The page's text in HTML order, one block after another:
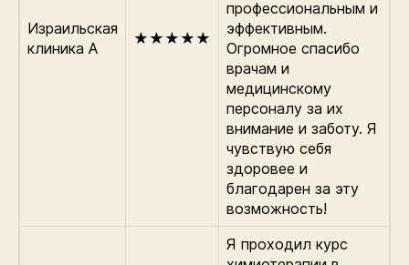
Израильская
клиника А
★★★★★
профессиональным и
эффективным.
Огромное спасибо
врачам и
медицинскому
персоналу за их
внимание и заботу. Я
чувствую себя
здоровее и
благодарен за эту
возможность!
Я проходил курс